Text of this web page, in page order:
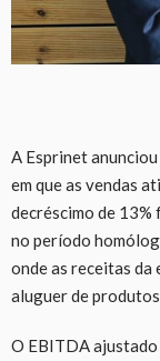
A Esprinet
em que as vendas
decréscimo de 13%
no período
onde as receitas da
aluguer de
O EBITDA